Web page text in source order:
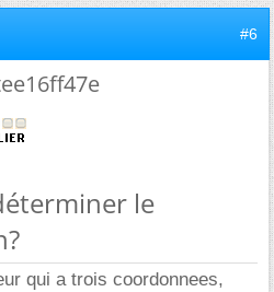
#6
le
qui a trois coordonnees,